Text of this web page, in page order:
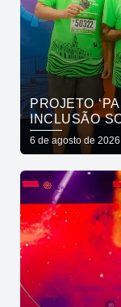
PROJETO
INCLUSÃO
EM SAÚDE
6 de agosto de 2026